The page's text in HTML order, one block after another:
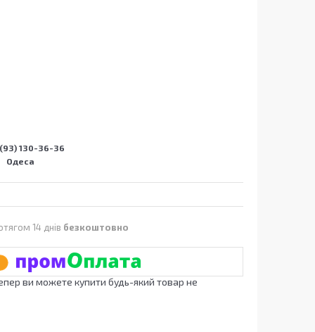
130-36-36
Одеса
14 днів безкоштовно
ви можете купити будь-який товар не